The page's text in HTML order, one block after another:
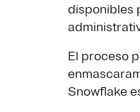
disponibles
El proceso
Snowflake